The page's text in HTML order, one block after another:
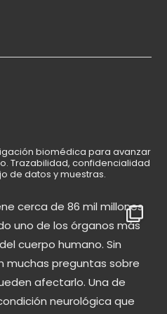
biomédica para avanzar
Trazabilidad, confidencialidad
de datos y muestras.